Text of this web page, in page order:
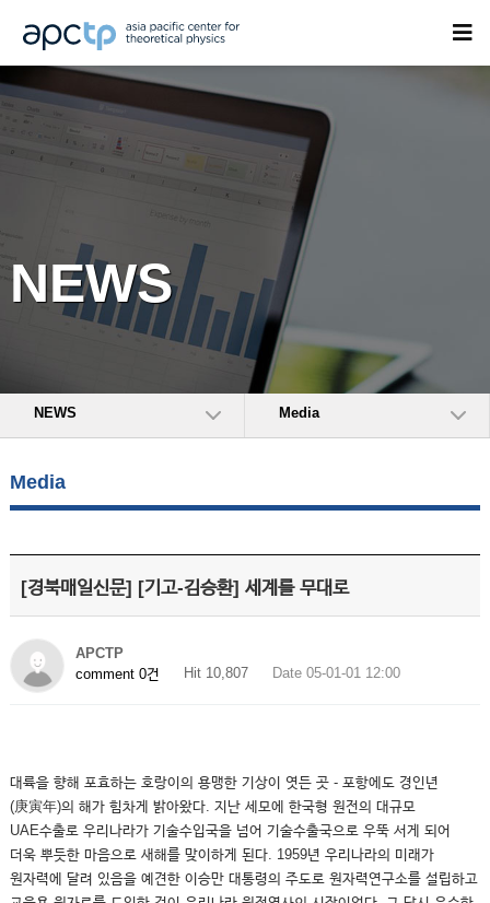
NEWS
NEWS Media
Media
[경북매일신문] [기고-김승환] 세계를 무대로
APCTP
comment 0건
Hit 10,807 Date 05-01-01 12:00
대륙을 향해 포효하는 호랑이의 용맹한 기상이 엿든 곳 - 포항에도 경인년
(庚寅年)의 해가 힘차게 밝아왔다. 지난 세모에 한국형 원전의 대규모
UAE수출로 우리나라가 기술수입국을 넘어 기술수출국으로 우뚝 서게 되어
더욱 뿌듯한 마음으로 새해를 맞이하게 된다. 1959년 우리나라의 미래가
원자력에 달려 있음을 예견한 이승만 대통령의 주도로 원자력연구소를 설립하고